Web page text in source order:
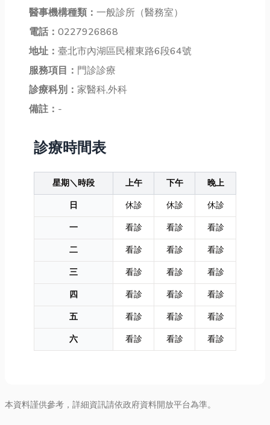
醫事機構種類： 一般診所（醫務室）
電話： 0227926868
地址： 臺北市內湖區民權東路6段64號
服務項目： 門診診療
診療科別： 家醫科,外科
備註： -
診療時間表
星期＼時段 上午 下午
晚上
日
休診 休診
休診
一
看診 看診
看診
二
看診 看診
看診
三
看診 看診
看診
四
看診 看診
看診
五
看診 看診
看診
六
看診 看診 看診
本資料謹供參考，詳細資訊請依政府資料開放平台為準。